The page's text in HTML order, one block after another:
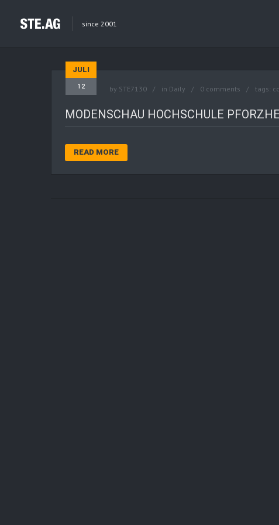
since 2001
JULI
12 by STE7130 in Daily 0 comments tags:
MODENSCHAU HOCHSCHULE
READ MORE